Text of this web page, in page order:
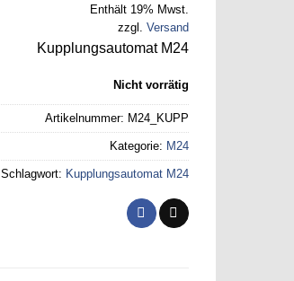
Enthält 19% Mwst.
zzgl. Versand
Kupplungsautomat M24
Nicht vorrätig
Artikelnummer: M24_KUPP
Kategorie: M24
Schlagwort: Kupplungsautomat M24